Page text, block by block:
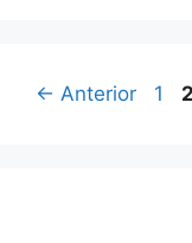
← Anterior 1 2